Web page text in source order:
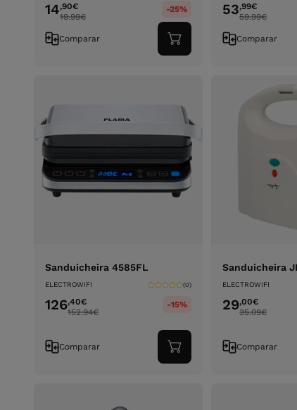
14,90€
19.99€
-25%
Comparar
Adicionar
ao
53,99€
59.99€
Comparar
Sanduicheira 4585FL
ELECTROWIFI (0)
126,40€
152.94€
-15%
Comparar
Adicionar
ao
Sanduicheira
ELECTROWIFI
29,00€
35.09€
Comparar